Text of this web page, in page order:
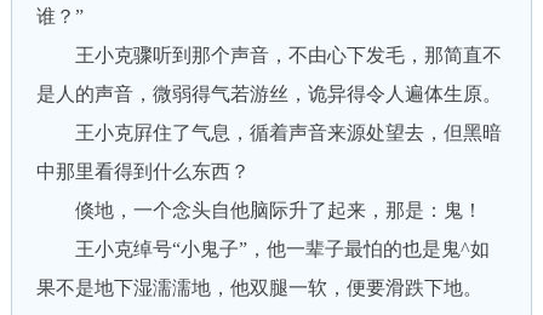
谁？”
王小克骤听到那个声音，不由心下发毛，那简直不
是人的声音，微弱得气若游丝，诡异得令人遍体生原。
王小克屛住了气息，循着声音来源处望去，但黑暗
中那里看得到什么东西？
倏地，一个念头自他脑际升了起来，那是：鬼！
王小克绰号“小鬼子”，他一辈子最怕的也是鬼^如
果不是地下湿濡濡地，他双腿一软，便要滑跌下地。